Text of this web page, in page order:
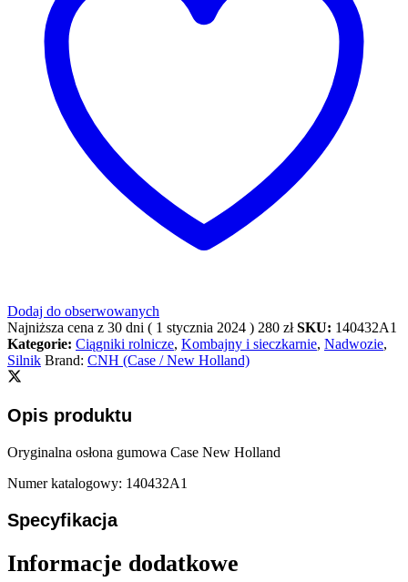
Dodaj do obserwowanych
Najniższa cena z 30 dni ( 1 stycznia 2024 ) 280 zł SKU: 140432A1
Kategorie: Ciągniki rolnicze, Kombajny i sieczkarnie, Nadwozie,
Silnik Brand: CNH (Case / New Holland)
Opis produktu
Oryginalna osłona gumowa Case New Holland
Numer katalogowy: 140432A1
Specyfikacja
Informacje dodatkowe